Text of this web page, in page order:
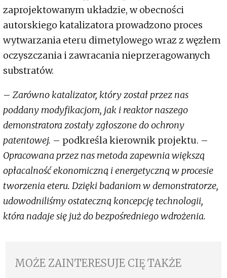
zaprojektowanym układzie, w obecności
autorskiego katalizatora prowadzono proces
wytwarzania eteru dimetylowego wraz z węzłem
oczyszczania i zawracania nieprzeragowanych
substratów.
– Zarówno katalizator, który został przez nas
poddany modyfikacjom, jak i reaktor naszego
demonstratora zostały zgłoszone do ochrony
patentowej. – podkreśla kierownik projektu. –
Opracowana przez nas metoda zapewnia większą
opłacalność ekonomiczną i energetyczną w procesie
tworzenia eteru. Dzięki badaniom w demonstratorze,
udowodniliśmy ostateczną koncepcję technologii,
która nadaje się już do bezpośredniego wdrożenia.
MOŻE ZAINTERESUJE CIĘ TAKŻE